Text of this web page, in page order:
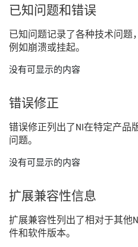
已知问题和错误
已知问题记录了各种技术问题，
例如崩溃或挂起。
没有可显示的内容
错误修正
错误修正列出了NI在特定产品
问题。
没有可显示的内容
扩展兼容性信息
扩展兼容性列出了相对于其他
件和软件版本。